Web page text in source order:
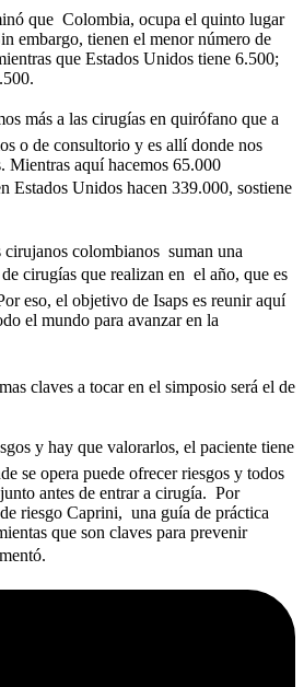
que Colombia, ocupa el quinto lugar
embargo, tienen el menor número de
que Estados Unidos tiene 6.500;
más a las cirugías en quirófano que a
o de consultorio y es allí donde nos
Mientras aquí hacemos 65.000
Estados Unidos hacen 339.000, sostiene
cirujanos colombianos suman una
cirugías que realizan en el año, que es
eso, el objetivo de Isaps es reunir aquí
el mundo para avanzar en la
claves a tocar en el simposio será el de
y hay que valorarlos, el paciente tiene
se opera puede ofrecer riesgos y todos
antes de entrar a cirugía. Por
riesgo Caprini, una guía de práctica
que son claves para prevenir